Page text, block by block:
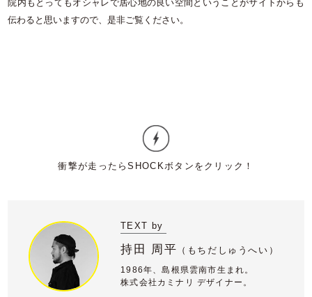
院内もとってもオシャレで居心地の良い空間ということがサイトからも
伝わると思いますので、是非ご覧ください。
TEXT by
持田 周平 （ もちだしゅうへい）
1986年、島根県雲南市生まれ。
株式会社カミナリ デザイナー。